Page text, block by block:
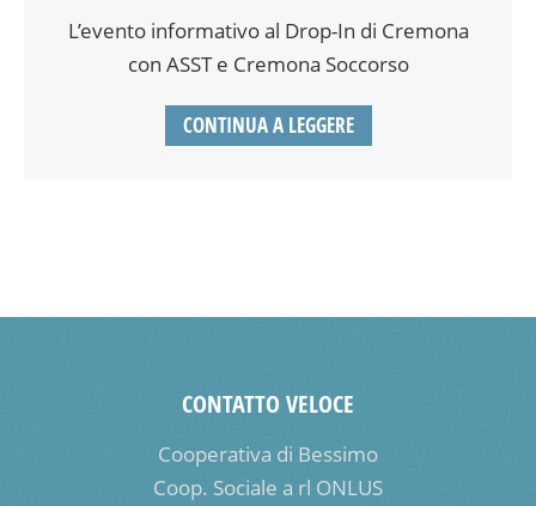
L’evento informativo al Drop-In di Cremona
con ASST e Cremona Soccorso
CONTINUA A LEGGERE
CONTATTO VELOCE
Cooperativa di Bessimo
Coop. Sociale a rl ONLUS